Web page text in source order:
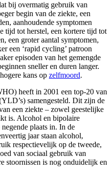
bij overmatig gebruik van
begin van de ziekte, een
aanhoudende symptomen
tijd tot herstel, een kortere tijd tot
een groter aantal symptomen,
een ‘rapid cycling’ patroon
episoden van het gemengde
sneller en duren langer.
kans op zelfmoord.
heeft in 2001 een top-20 van
samengesteld. Dit zijn de
een ziekte – zowel geestelijke
is. Alcohol en bipolaire
plaats in. In de
jaar staan alcohol,
respectievelijk op de tweede,
van sociaal gebruik van
stoornissen is nog onduidelijk en